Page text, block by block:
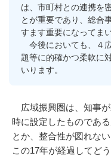
は、市町村との連携を
とが重要であり、総合
すます重要になってま
今後においても、４
題等に的確かつ柔軟に
いります。
広域振興圏は、知事
時に設定したものであ
とか、整合性が図れな
この17年が経過してど